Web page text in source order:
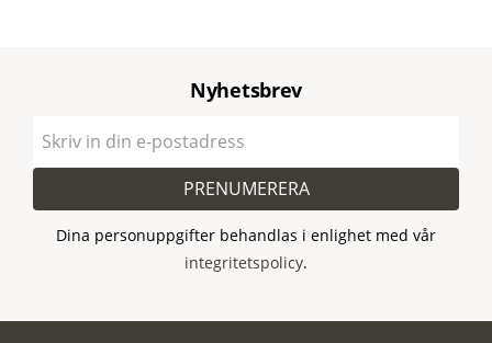
Nyhetsbrev
PRENUMERERA
Dina personuppgifter behandlas i enlighet med vår
integritetspolicy.